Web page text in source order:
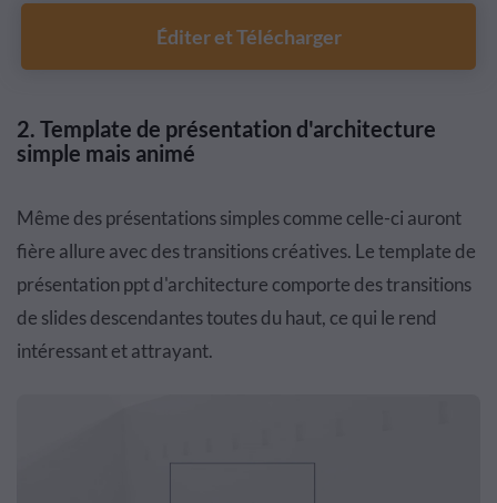
Éditer et Télécharger
2. Template de présentation d'architecture
simple mais animé
Même des présentations simples comme celle-ci auront
fière allure avec des transitions créatives. Le template de
présentation ppt d'architecture comporte des transitions
de slides descendantes toutes du haut, ce qui le rend
intéressant et attrayant.